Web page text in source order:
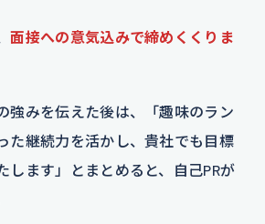
面接への意気込みで締めくくりま
強みを伝えた後は、「趣味のラン
た継続力を活かし、貴社でも目標
します」とまとめると、自己PRが